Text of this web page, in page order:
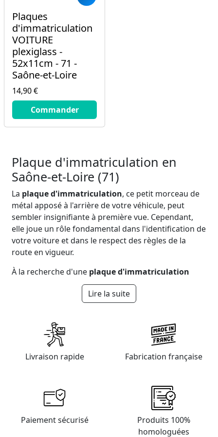
Plaques
d'immatriculation
VOITURE
plexiglass -
52x11cm - 71 -
Saône-et-Loire
14,90 €
14.9
€Commander
Plaque d'immatriculation en
Saône-et-Loire (71)
La plaque d'immatriculation, ce petit morceau de
métal apposé à l'arrière de votre véhicule, peut
sembler insignifiante à première vue. Cependant,
elle joue un rôle fondamental dans l'identification de
votre voiture et dans le respect des règles de la
route en vigueur.
À la recherche d'une plaque d'immatriculation
(71) ? Parcourez notre site pour
découvrir une gamme deplaques minéralogiques
Ces plaques conviennent aux conducteurs de :
Chalon-sur-Saône (71100)
Montceau-les-Mines (71300)
Autun (71400)
Paray-le-Monial (71600)
Lire la suite
Livraison rapide Fabrication française
Paiement sécurisé
Produits 100%
homologuées